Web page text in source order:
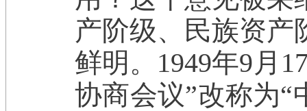
产阶级、民族资产
鲜明。1949年9月
协商会议”改称为“